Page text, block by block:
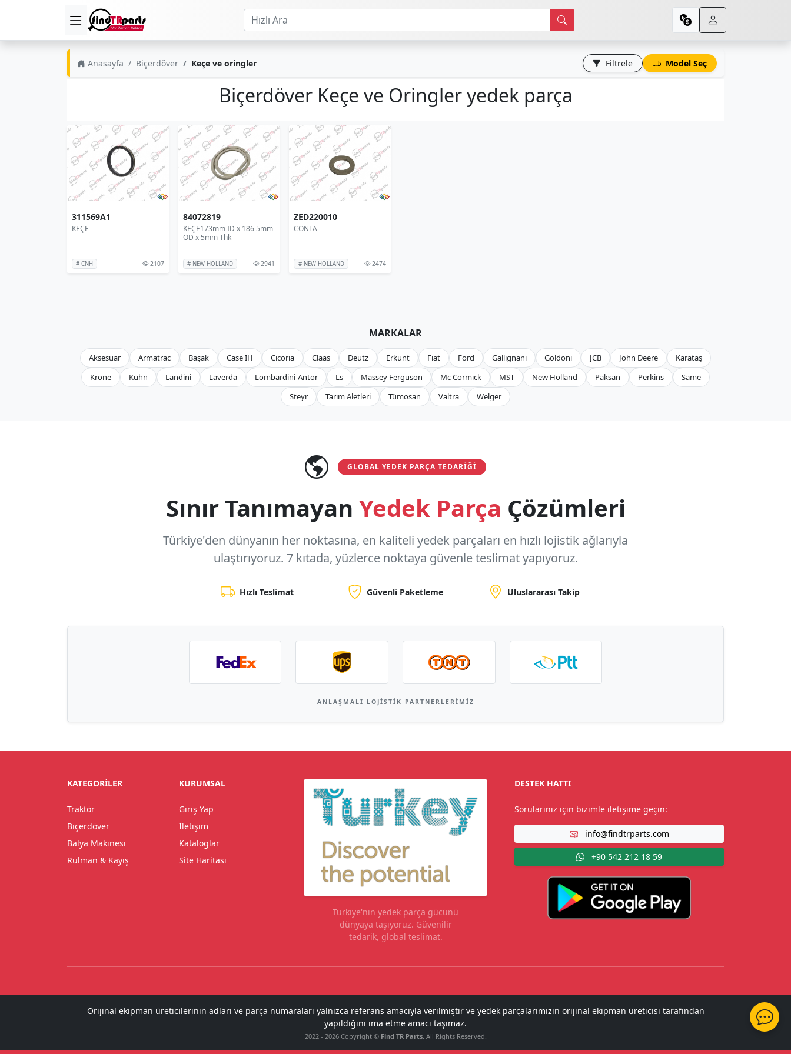
Anasayfa Biçerdöver Keçe ve oringler Filtrele Model Seç
Biçerdöver Keçe ve Oringler yedek parça
311569A1
KEÇE
# CNH 2107
84072819
KEÇE173mm ID x 186 5mm
OD x 5mm Thk
# NEW HOLLAND 2941
ZED220010
CONTA
# NEW HOLLAND 2474
MARKALAR
Aksesuar Armatrac Başak Case IH Cicoria Claas Deutz Erkunt Fiat Ford Gallignani Goldoni JCB John Deere
Karataş
Krone
Kuhn Landini Laverda Lombardini-Antor Ls Massey Ferguson Mc Cormıck MST New Holland Paksan Perkins
Same
Steyr
Tarım Aletleri Tümosan Valtra Welger
GLOBAL YEDEK PARÇA TEDARIĞI
Sınır Tanımayan Yedek Parça Çözümleri
Türkiye'den dünyanın her noktasına, en kaliteli yedek parçaları en hızlı lojistik ağlarıyla
ulaştırıyoruz. 7 kıtada, yüzlerce noktaya güvenle teslimat yapıyoruz.
Hızlı Teslimat Güvenli Paketleme Uluslararası Takip
ANLAŞMALI LOJISTIK PARTNERLERIMIZ
KATEGORILER
Traktör
Biçerdöver
Balya Makinesi
Rulman & Kayış
KURUMSAL
Giriş Yap
İletişim
Kataloglar
Site Haritası
Türkiye'nin yedek parça gücünü
dünyaya taşıyoruz. Güvenilir
tedarik, global teslimat.
DESTEK HATTI
Sorularınız için bizimle iletişime geçin:
info@findtrparts.com
+90 542 212 18 59
Orijinal ekipman üreticilerinin adları ve parça numaraları yalnızca referans amacıyla verilmiştir ve yedek parçalarımızın orijinal ekipman üreticisi tarafından
yapıldığını ima etme amacı taşımaz.
2022 - 2026 Copyright © Find TR Parts. All Rights Reserved.